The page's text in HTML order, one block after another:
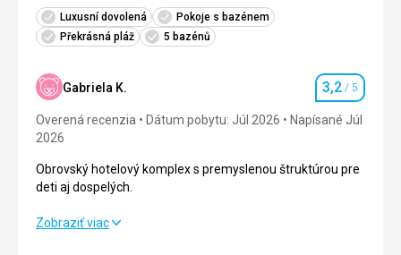
Luxusní dovolená
Pokoje s bazénem
Překrásná pláž
5 bazénů
Gabriela K. Hodnotenie
3,2 / 5
Overená recenzia Dátum pobytu: Júl 2026
Napísané Júl
2026
Obrovský hotelový komplex s premyslenou štruktúrou pre
deti aj dospelých.
Obrovský hotelový komplex s premyslenou štruktúrou pre
Zobraziť viac